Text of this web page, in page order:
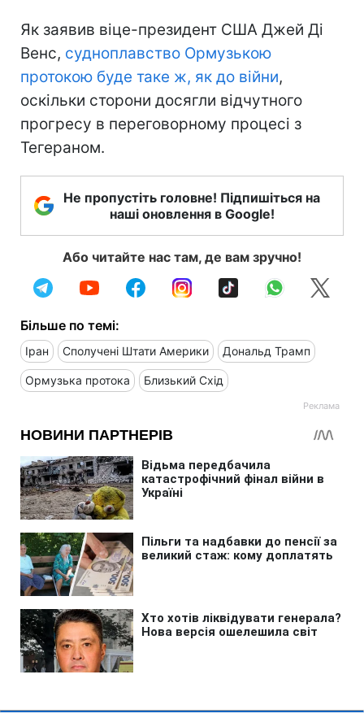
Як заявив віце-президент США Джей Ді
Венс, судноплавство Ормузькою
протокою буде таке ж, як до війни,
оскільки сторони досягли відчутного
прогресу в переговорному процесі з
Тегераном.
Не пропустіть головне! Підпишіться на
наші оновлення в Google!
Або читайте нас там, де вам зручно!
Більше по темі:
Іран Сполучені Штати Америки Дональд Трамп
Ормузька протока Близький Схід